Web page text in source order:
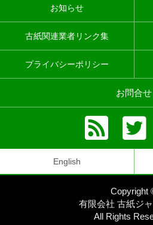
お知らせ
古紙関連業者リンク集
プライバシーポリシー
お問合せ
English
Copyright
有限会社 古紙ジ
All Rights